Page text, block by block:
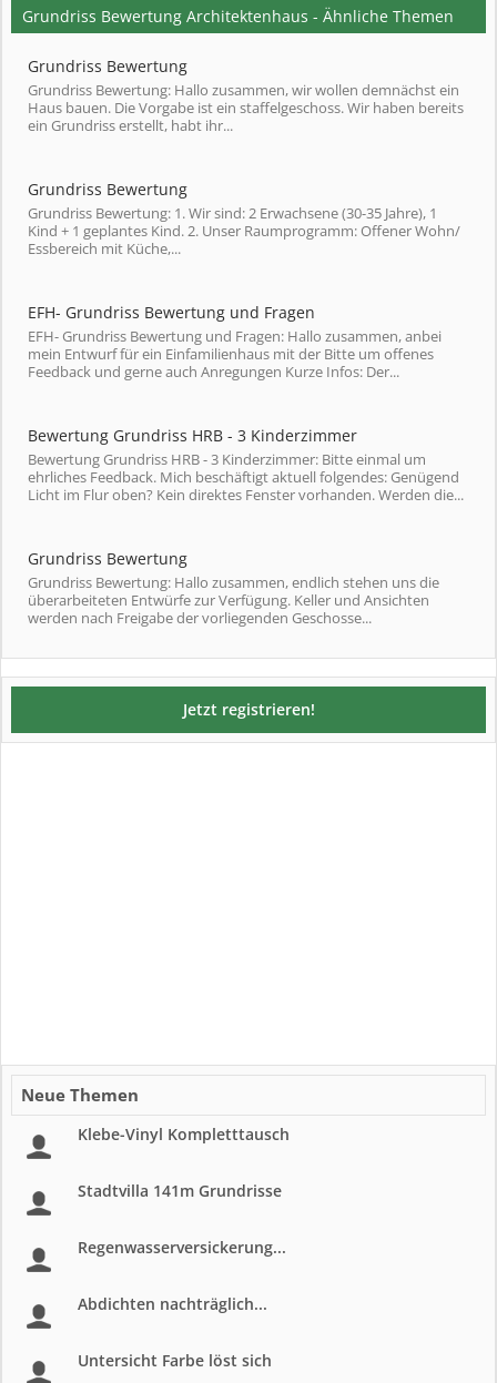
Grundriss Bewertung Architektenhaus - Ähnliche Themen
Grundriss Bewertung
Grundriss Bewertung: Hallo zusammen, wir wollen demnächst ein
Haus bauen. Die Vorgabe ist ein staffelgeschoss. Wir haben bereits
ein Grundriss erstellt, habt ihr...
Grundriss Bewertung
Grundriss Bewertung: 1. Wir sind: 2 Erwachsene (30-35 Jahre), 1
Kind + 1 geplantes Kind. 2. Unser Raumprogramm: Offener Wohn/
Essbereich mit Küche,...
EFH- Grundriss Bewertung und Fragen
EFH- Grundriss Bewertung und Fragen: Hallo zusammen, anbei
mein Entwurf für ein Einfamilienhaus mit der Bitte um offenes
Feedback und gerne auch Anregungen Kurze Infos: Der...
Bewertung Grundriss HRB - 3 Kinderzimmer
Bewertung Grundriss HRB - 3 Kinderzimmer: Bitte einmal um
ehrliches Feedback. Mich beschäftigt aktuell folgendes: Genügend
Licht im Flur oben? Kein direktes Fenster vorhanden. Werden die...
Grundriss Bewertung
Grundriss Bewertung: Hallo zusammen, endlich stehen uns die
überarbeiteten Entwürfe zur Verfügung. Keller und Ansichten
werden nach Freigabe der vorliegenden Geschosse...
Jetzt registrieren!
Neue Themen
Klebe-Vinyl Kompletttausch
Stadtvilla 141m Grundrisse
Regenwasserversickerung...
Abdichten nachträglich...
Untersicht Farbe löst sich